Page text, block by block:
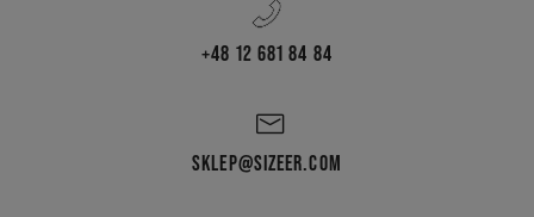
+48 12 681 84 84
SKLEP@SIZEER.COM